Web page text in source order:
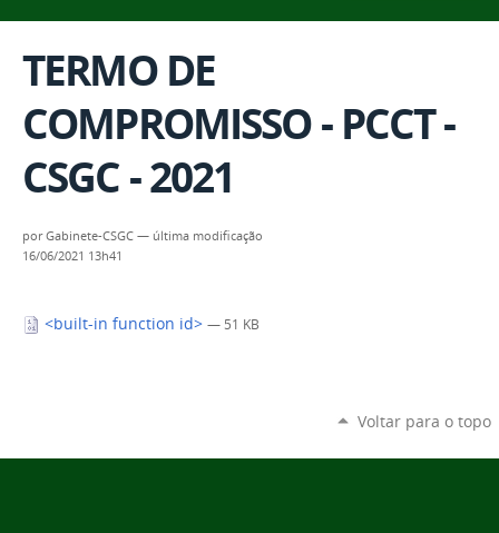
TERMO DE
COMPROMISSO - PCCT -
CSGC - 2021
porGabinete-CSGC — última modificação
16/06/2021 13h41
<built-in function id> — 51 KB
Voltar para o topo